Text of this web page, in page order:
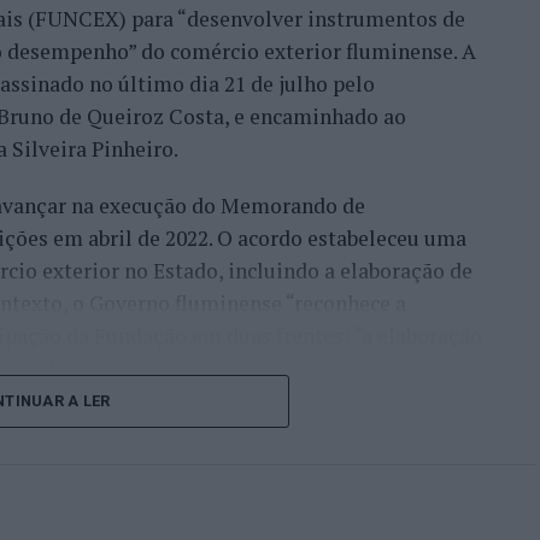
da habitação impulsionam o
que o mercado imobiliário da Beira Interior
“nomeadamente do Brasil, França, Israel e
do mundo. Isto está a acontecer”, recordou,
(FUNCEX) para “desenvolver instrumentos de
do comércio exterior fluminense. A
no último dia 21 de julho pelo
de Queiroz Costa, e encaminhado ao
Silveira Pinheiro.
na execução do Memorando de
em abril de 2022. O acordo estabeleceu uma
exterior no Estado, incluindo a elaboração de
do Rio de Janeiro” e a estruturação e
de Comércio Exterior”.
tendências. O objetivo é “transformar
A LER